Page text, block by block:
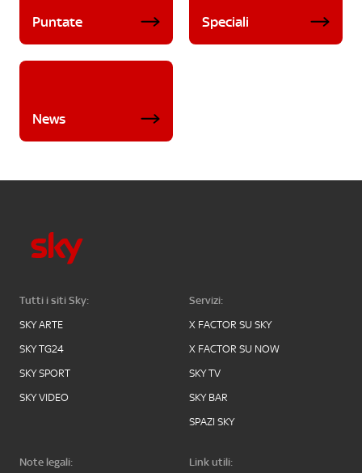
Puntate Speciali
News
Tutti i siti Sky:
SKY ARTE
SKY TG24
SKY SPORT
SKY VIDEO
Servizi:
X FACTOR SU SKY
X FACTOR SU NOW
SKY TV
SKY BAR
SPAZI SKY
Note legali:
Link utili: